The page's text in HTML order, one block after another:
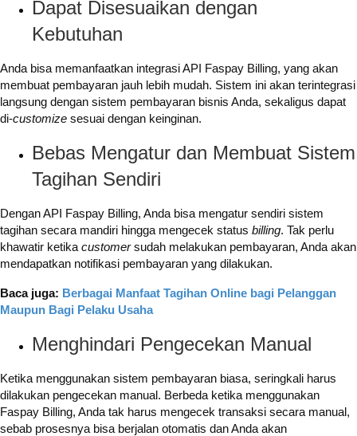
Dapat Disesuaikan dengan
Kebutuhan
Anda bisa memanfaatkan integrasi API Faspay Billing, yang akan
membuat pembayaran jauh lebih mudah. Sistem ini akan terintegrasi
langsung dengan sistem pembayaran bisnis Anda, sekaligus dapat
di-customize sesuai dengan keinginan.
Bebas Mengatur dan Membuat Sistem
Tagihan Sendiri
Dengan API Faspay Billing, Anda bisa mengatur sendiri sistem
tagihan secara mandiri hingga mengecek status billing. Tak perlu
khawatir ketika customersudah melakukan pembayaran, Anda akan
mendapatkan notifikasi pembayaran yang dilakukan.
Baca juga: Berbagai Manfaat Tagihan Online bagi Pelanggan
Maupun Bagi Pelaku Usaha
Menghindari Pengecekan Manual
Ketika menggunakan sistem pembayaran biasa, seringkali harus
dilakukan pengecekan manual. Berbeda ketika menggunakan
Faspay Billing, Anda tak harus mengecek transaksi secara manual,
sebab prosesnya bisa berjalan otomatis dan Anda akan